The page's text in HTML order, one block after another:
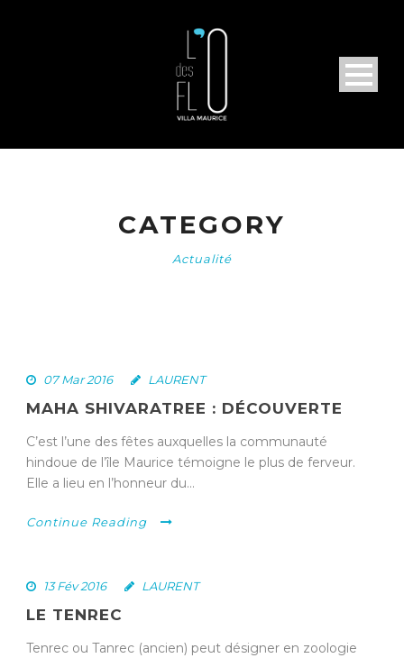
CATEGORY
Actualité
07 Mar 2016 LAURENT
MAHA SHIVARATREE : DÉCOUVERTE
C’est l’une des fêtes auxquelles la communauté
hindoue de l’île Maurice témoigne le plus de ferveur.
Elle a lieu en l’honneur du...
Continue Reading
13 Fév 2016 LAURENT
LE TENREC
Tenrec ou Tanrec (ancien) peut désigner en zoologie